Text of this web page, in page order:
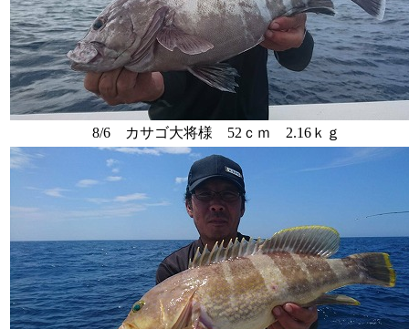
8/6 カサゴ大将様 52ｃｍ 2.16ｋｇ